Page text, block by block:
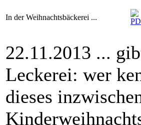
In der Weihnachtsbäckerei ...
22.11.2013 ...
Leckerei: wer
dieses